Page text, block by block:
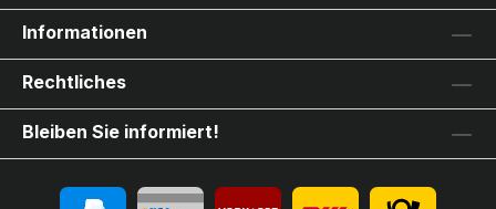
Informationen
Rechtliches
Bleiben Sie informiert!